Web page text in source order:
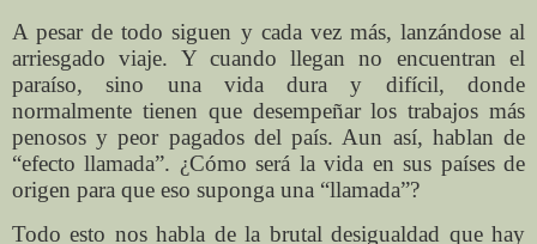
A pesar de todo siguen y cada vez más, lanzándose al
arriesgado viaje. Y cuando llegan no encuentran el
paraíso, sino una vida dura y difícil, donde
normalmente tienen que desempeñar los trabajos más
penosos y peor pagados del país. Aun así, hablan de
“efecto llamada”. ¿Cómo será la vida en sus países de
origen para que eso suponga una “llamada”?
Todo esto nos habla de la brutal desigualdad que hay